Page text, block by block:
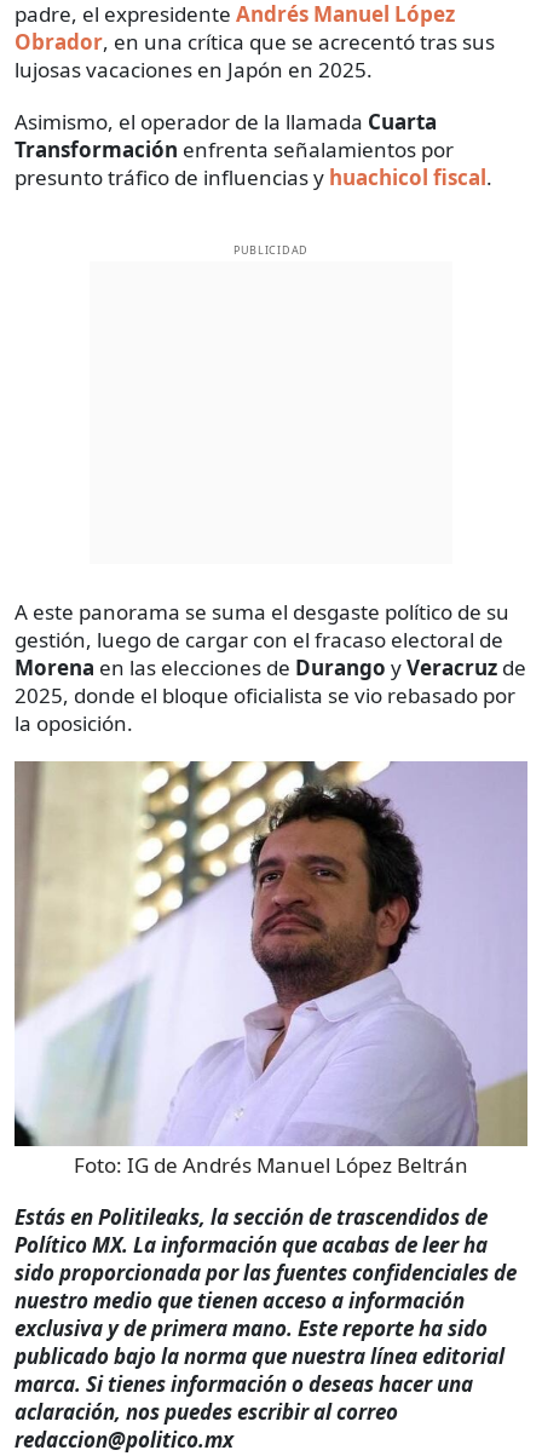
padre, el expresidente Andrés Manuel López
Obrador, en una crítica que se acrecentó tras sus
lujosas vacaciones en Japón en 2025.
Asimismo, el operador de la llamada Cuarta
Transformación enfrenta señalamientos por
presunto tráfico de influencias y huachicol fiscal.
PUBLICIDAD
A este panorama se suma el desgaste político de su
gestión, luego de cargar con el fracaso electoral de
Morena en las elecciones de Durango yVeracruz de
2025, donde el bloque oficialista se vio rebasado por
la oposición.
Foto: IG de Andrés Manuel López Beltrán
Estás en Politileaks, la sección de trascendidos de
Político MX. La información que acabas de leer ha
sido proporcionada por las fuentes confidenciales de
nuestro medio que tienen acceso a información
exclusiva y de primera mano. Este reporte ha sido
publicado bajo la norma que nuestra línea editorial
marca. Si tienes información o deseas hacer una
aclaración, nos puedes escribir al correo
redaccion@politico.mx